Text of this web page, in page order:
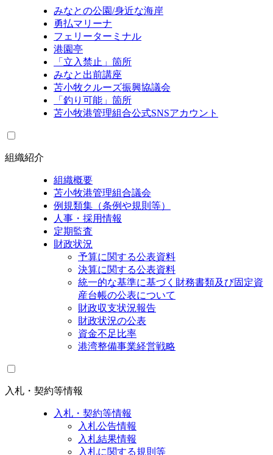
みなとの公園/身近な海岸
勇払マリーナ
フェリーターミナル
港園亭
「立入禁止」箇所
みなと出前講座
苫小牧クルーズ振興協議会
「釣り可能」箇所
苫小牧港管理組合公式SNSアカウント
組織紹介
組織概要
苫小牧港管理組合議会
例規類集（条例や規則等）
人事・採用情報
定期監査
財政状況
予算に関する公表資料
決算に関する公表資料
統一的な基準に基づく財務書類及び固定資
産台帳の公表について
財政収支状況報告
財政状況の公表
資金不足比率
港湾整備事業経営戦略
入札・契約等情報
入札・契約等情報
入札公告情報
入札結果情報
入札に関する規則等